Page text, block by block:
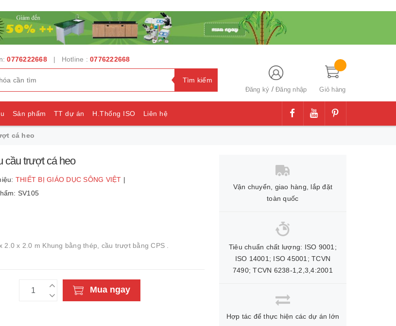
0776222668| Hotline : 0776222668
Tìm kiếm
Đăng ký /Đăng nhập Giỏ hàng
Sản phẩm TT dự án H.Thống ISO Liên hệ
cá heo
cầu trượt cá heo
THIẾT BỊ GIÁO DỤC SÔNG VIỆT |
SV105
QC : 3.2 x 2.0 x 2.0 m Khung bằng thép, cầu trượt bằng CPS .
Mua ngay
Vận chuyển, giao hàng, lắp đặt
toàn quốc
Tiêu chuẩn chất lượng: ISO 9001;
ISO 14001; ISO 45001; TCVN
7490; TCVN 6238-1,2,3,4:2001
Hợp tác để thực hiện các dự án lớn